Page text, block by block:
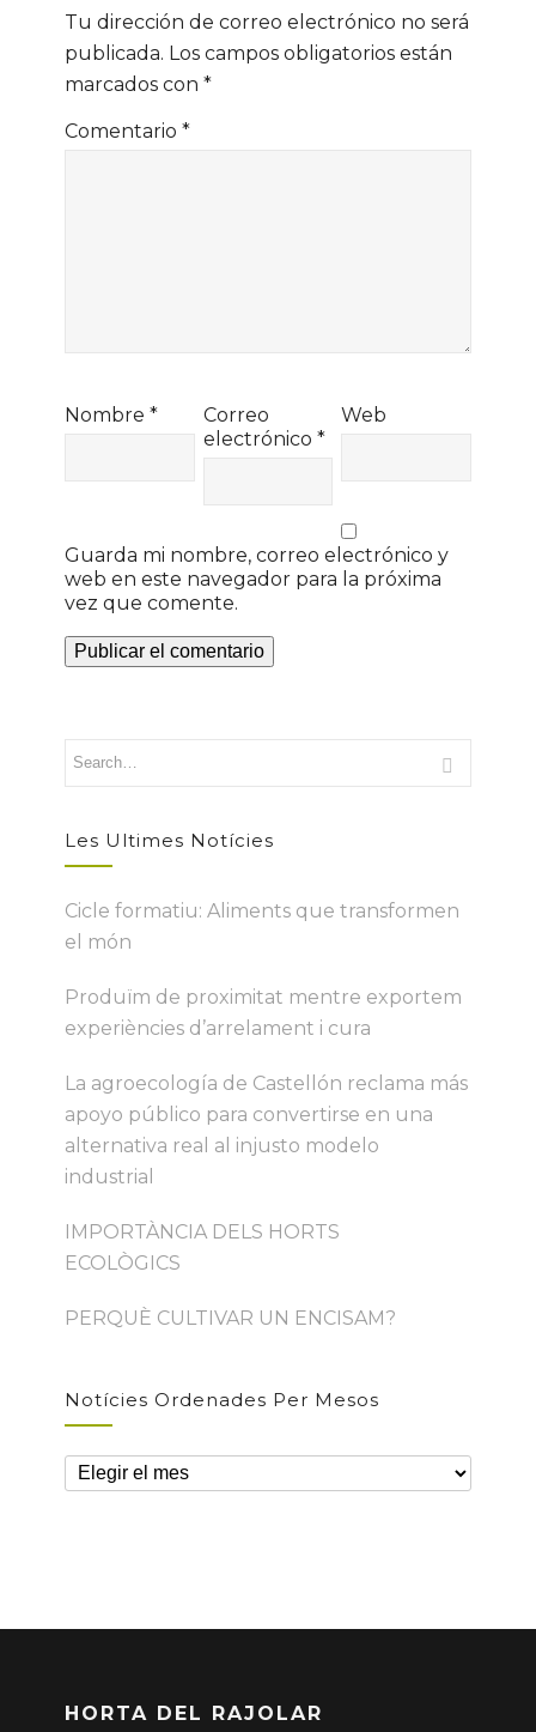
Tu dirección de correo electrónico no será
publicada. Los campos obligatorios están
marcados con *
Comentario *
Nombre *
Correo
electrónico *
Web
Guarda mi nombre, correo electrónico y
web en este navegador para la próxima
vez que comente.
Les Ultimes Notícies
Cicle formatiu: Aliments que transformen
el món
Produïm de proximitat mentre exportem
experiències d’arrelament i cura
La agroecología de Castellón reclama más
apoyo público para convertirse en una
alternativa real al injusto modelo
industrial
IMPORTÀNCIA DELS HORTS
ECOLÒGICS
PERQUÈ CULTIVAR UN ENCISAM?
Notícies Ordenades Per Mesos
Notícies
ordenades
HORTA DEL RAJOLAR